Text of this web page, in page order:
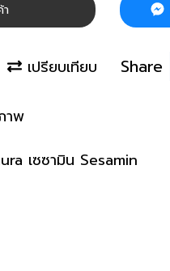
เปรียบเทียบ Share
าพ
เซซามิน Sesamin